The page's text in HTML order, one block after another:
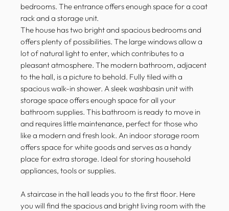
bedrooms. The entrance offers enough space for a coat
rack and a storage unit.
The house has two bright and spacious bedrooms and
offers plenty of possibilities. The large windows allow a
lot of natural light to enter, which contributes to a
pleasant atmosphere. The modern bathroom, adjacent
to the hall, is a picture to behold. Fully tiled with a
spacious walk-in shower. A sleek washbasin unit with
storage space offers enough space for all your
bathroom supplies. This bathroom is ready to move in
and requires little maintenance, perfect for those who
like a modern and fresh look. An indoor storage room
offers space for white goods and serves as a handy
place for extra storage. Ideal for storing household
appliances, tools or supplies.
A staircase in the hall leads you to the first floor. Here
you will find the spacious and bright living room with the